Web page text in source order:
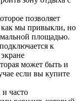
позволяет
как мы привыкли, но
площадью.
к
может быть и
если вы купите
часто